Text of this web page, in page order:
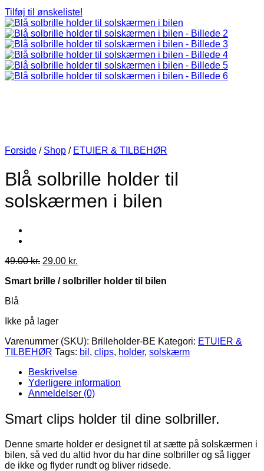
Tilføj til ønskeliste!
Forside / Shop / ETUIER & TILBEHØR
Blå solbrille holder til
solskærmen i bilen
49.00kr. Den
pris
29.00 kr.
pris
Smart brille / solbriller holder til bilen
Blå
Ikke på lager
Varenummer (SKU): Brilleholder-BE Kategori: ETUIER &
TILBEHØR Tags: bil , clips, holder, solskærm
Beskrivelse
Yderligere information
Anmeldelser (0)
Smart clips holder til dine solbriller.
Denne smarte holder er designet til at sætte på solskærmen i
bilen, så ved du altid hvor du har dine solbriller og så ligger
de ikke og flyder rundt og bliver ridsede.